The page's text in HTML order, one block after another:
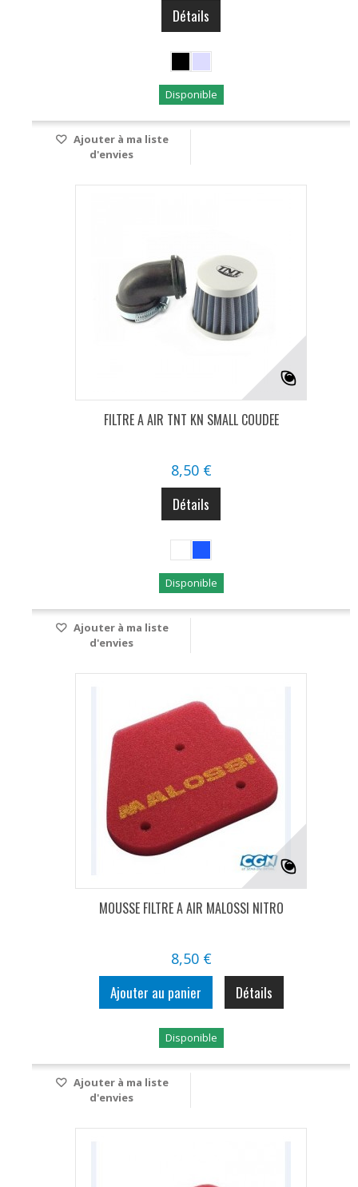
Détails
Disponible
Ajouter à ma liste
d'envies
FILTRE A AIR TNT KN SMALL COUDEE
8,50 €
Détails
Disponible
Ajouter à ma liste
d'envies
MOUSSE FILTRE A AIR MALOSSI NITRO
8,50 €
Ajouter au panier Détails
Disponible
Ajouter à ma liste
d'envies